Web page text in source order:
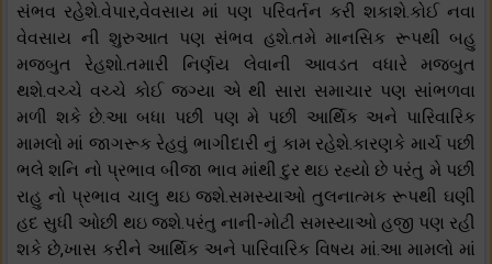
સંભવ રહેશે.વેપાર,વેવસાય માં પણ પરિવર્તન કરી શકાશે.કોઈ નવા
વેવસાય ની શુરુઆત પણ સંભવ હશે.તમે માનસિક રૂપથી બહુ
મજબુત રેહશો.તમારી નિર્ણય લેવાની આવડત વધારે મજબુત
થશે.વચ્ચે વચ્ચે કોઈ જગ્યા એ થી સારા સમાચાર પણ સાંભળવા
મળી શકે છે.આ બધા પછી પણ મે પછી આર્થિક અને પારિવારિક
મામલો માં જાગરૂક રેહવું ભાગીદારી નું કામ રહેશે.કારણકે માર્ચ પછી
ભલે શનિ નો પ્રભાવ બીજા ભાવ માંથી દુર થઇ રહ્યો છે પરંતુ મે પછી
રાહુ નો પ્રભાવ ચાલુ થઇ જશે.સમસ્યાઓ તુલનાત્મક રૂપથી ઘણી
હદ સુધી ઓછી થઇ જશે.પરંતુ નાની-મોટી સમસ્યાઓ હજી પણ રહી
શકે છે,ખાસ કરીને આર્થિક અને પારિવારિક વિષય માં.આ મામલો માં